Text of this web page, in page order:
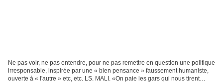
Ne pas voir, ne pas entendre, pour ne pas remettre en question une politique
irresponsable, inspirée par une « bien pensance » faussement humaniste,
ouverte à « l'autre » etc, etc. LS. MALI. «On paie les gars qui nous tirent